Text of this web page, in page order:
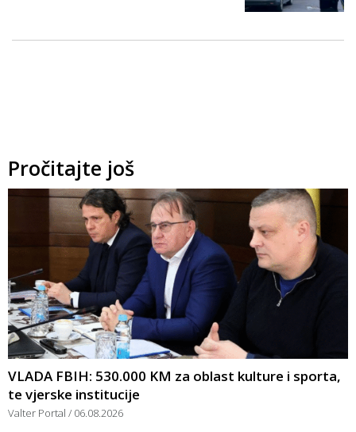
Pročitajte još
VLADA FBIH: 530.000 KM za oblast kulture i sporta,
te vjerske institucije
Valter Portal 06.08.2026